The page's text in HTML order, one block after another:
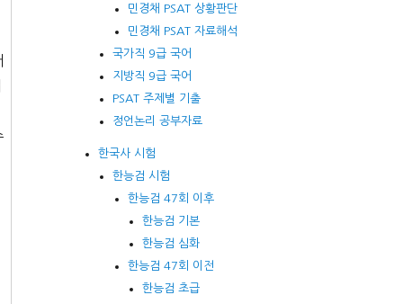
민경채 PSAT 상황판단
민경채 PSAT 자료해석
국가직 9급 국어
지방직 9급 국어
PSAT 주제별 기출
정언논리 공부자료
한국사 시험
한능검 시험
한능검 47회 이후
한능검 기본
한능검 심화
한능검 47회 이전
한능검 초급